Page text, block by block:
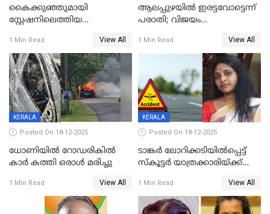
കൈക്കുഞ്ഞുമായി
സ്റ്റേഷനിലെത്തിയ
കരണത്തടിച്ചു; CC ടിവി
ദൃശ്യങ്ങൾ പുറത്ത്
1 Min Read View All
ആലപ്പുഴയിൽ ഇരട്ടവോട്ടെന്ന്
പരാതി; വിജയം
വാർഡിലെ എൽഡിഎഫ്
സ്ഥാനാർത്ഥി
1 Min Read View All
KERALA
Posted On 18-12-2025
ധോണിയിൽ റോഡരികിൽ
കാർ കത്തി ഒരാൾ മരിച്ചു
1 Min Read View All
KERALA
Posted On 18-12-2025
ടാങ്കർ ലോറിക്കടിയിൽപ്പെട്ട്
സ്കൂട്ടർ യാത്രക്കാരിയ്ക്ക്
കണ്ടോത്ത് ദേശീയ പാതയിൽ
1 Min Read View All